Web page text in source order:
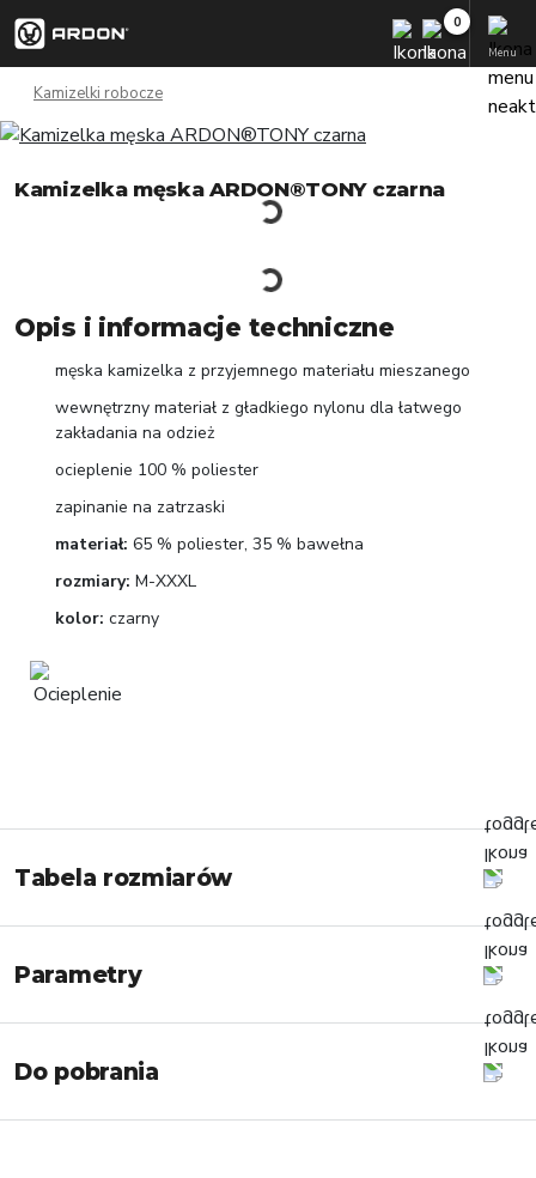
Menu
Kamizelki robocze
Kamizelka męska ARDON®TONY czarna
Opis i informacje techniczne
męska kamizelka z przyjemnego materiału mieszanego
wewnętrzny materiał z gładkiego nylonu dla łatwego
zakładania na odzież
ocieplenie 100 % poliester
zapinanie na zatrzaski
materiał: 65 % poliester, 35 % bawełna
rozmiary: M-XXXL
kolor: czarny
Tabela rozmiarów
Parametry
Do pobrania